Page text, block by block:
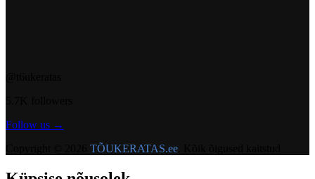
Follow us →
TÕUKERATAS.ee